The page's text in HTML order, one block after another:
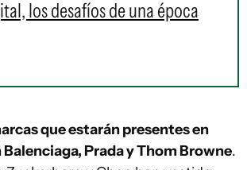
los desafíos de una época
que estarán presentes en
Prada y Thom Browne.